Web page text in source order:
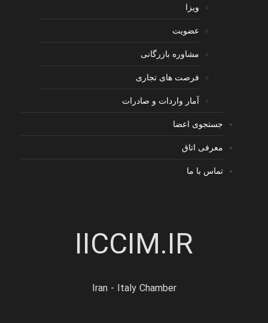
ویزا
عضویت
مشاوره بازرگانی
فرصت های تجاری
آمار واردات و صادرات
جستجوی اعضا
معرفی اتاق
تماس با ما
IICCIM.IR
Iran - Italy Chamber